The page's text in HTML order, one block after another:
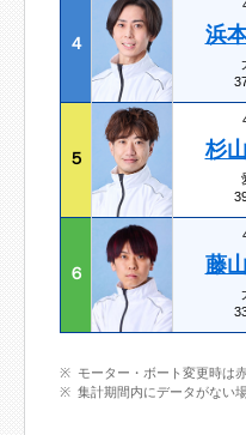
４ 浜
５ 杉
６ 藤
モーター・ボート変更時は
集計期間内にデータがない